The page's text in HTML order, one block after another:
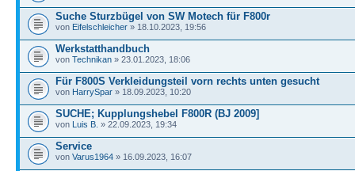
Suche Sturzbügel von SW Motech für F800r
von Eifelschleicher » 18.10.2023, 19:56
Werkstatthandbuch
von Technikan » 23.01.2023, 18:06
Für F800S Verkleidungsteil vorn rechts unten gesucht
von HarrySpar » 18.09.2023, 10:20
SUCHE; Kupplungshebel F800R (BJ 2009]
von Luis B. » 22.09.2023, 19:34
Service
von Varus1964 » 16.09.2023, 16:07